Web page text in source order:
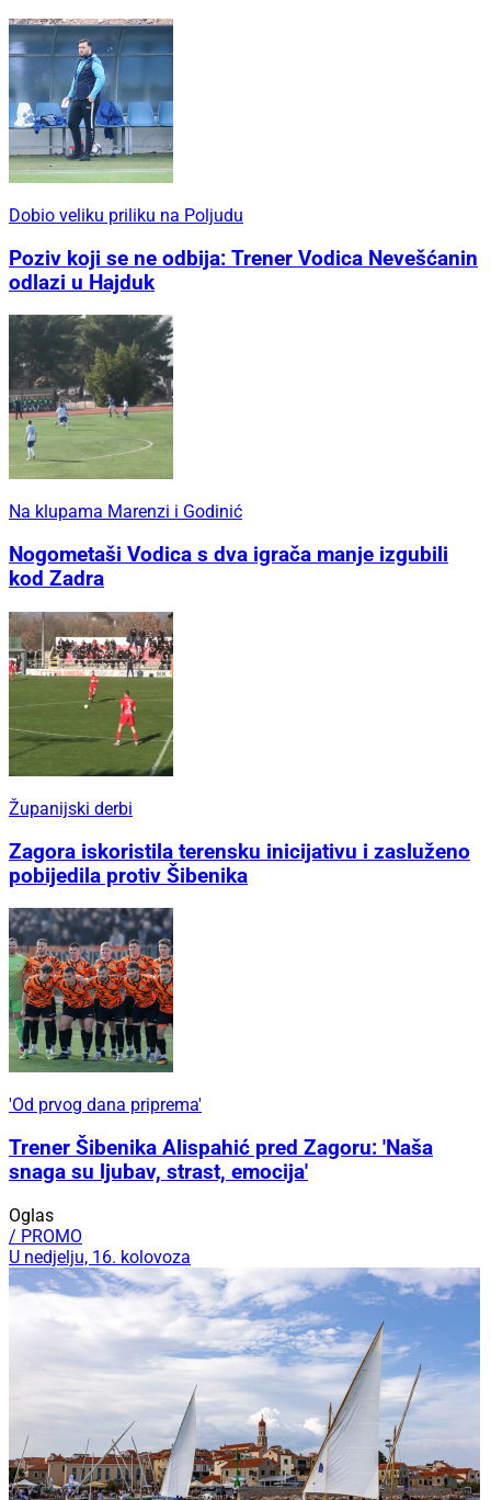
Dobio veliku priliku na Poljudu
Poziv koji se ne odbija: Trener Vodica Nevešćanin
odlazi u Hajduk
Na klupama Marenzi i Godinić
Nogometaši Vodica s dva igrača manje izgubili
kod Zadra
Županijski derbi
Zagora iskoristila terensku inicijativu i zasluženo
pobijedila protiv Šibenika
'Od prvog dana priprema'
Trener Šibenika Alispahić pred Zagoru: 'Naša
snaga su ljubav, strast, emocija'
Oglas
/ PROMO
U nedjelju, 16. kolovoza